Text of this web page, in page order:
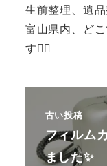
生前整理、遺
富山県内、ど
す🙆‍♂️
古い投稿
フィルム
ました✨